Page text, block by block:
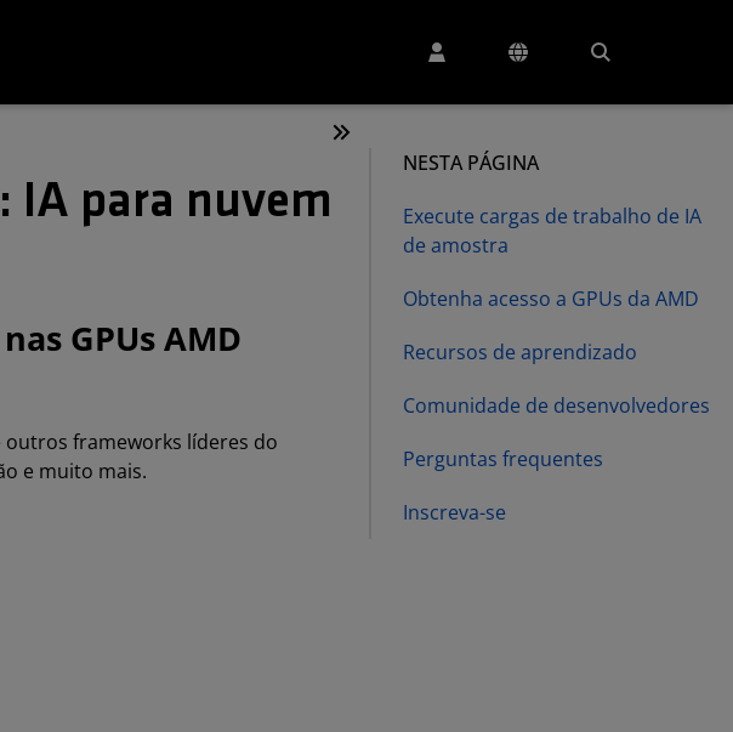
IA para nuvem
GPUs AMD
outros frameworks líderes do
e muito mais.
NESTA PÁGINA
Execute cargas de trabalho de IA
de amostra
Obtenha acesso a GPUs da AMD
Recursos de aprendizado
Comunidade de desenvolvedores
Perguntas frequentes
Inscreva-se